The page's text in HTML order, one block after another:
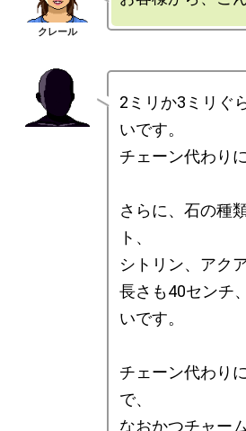
2ミリか3ミリぐ
いです。
チェーン代わり
さらに、石の種
ト、
シトリン、アク
長さも40センチ
いです。
チェーン代わり
で、
なおかつチャー